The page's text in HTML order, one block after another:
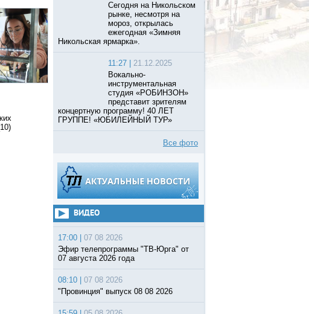
Сегодня на Никольском
рынке, несмотря на
мороз, открылась
ежегодная «Зимняя
Никольская ярмарка».
11:27 |
21.12.2025
Вокально-
инструментальная
студия «РОБИНЗОН»
представит зрителям
концертную программу! 40 ЛЕТ
ГРУППЕ! «ЮБИЛЕЙНЫЙ ТУР»
Все фото
ВИДЕО
17:00 |
07 08 2026
Эфир телепрограммы "ТВ-Юрга" от
07 августа 2026 года
08:10 |
07 08 2026
"Провинция" выпуск 08 08 2026